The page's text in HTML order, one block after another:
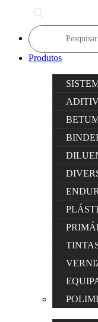
Products
search
Produtos